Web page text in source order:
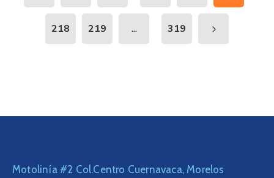
218 219 ... 319
Motolinía #2 Col.Centro Cuernavaca, Morelos